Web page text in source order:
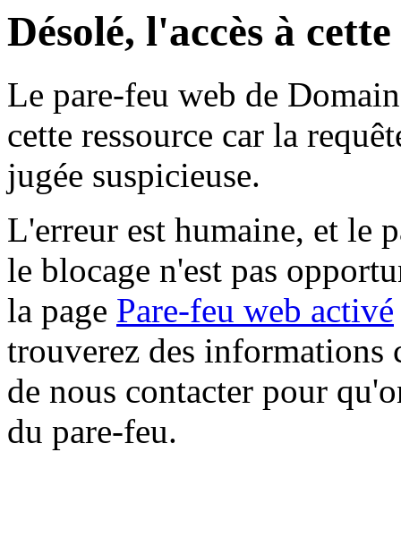
Désolé, l'accès à
Le pare-feu web de
cette ressource car la
jugée suspicieuse.
L'erreur est humaine, et le
le blocage n'est pas
la page Pare-feu web activé
trouverez des informations
de nous contacter pour
du pare-feu.